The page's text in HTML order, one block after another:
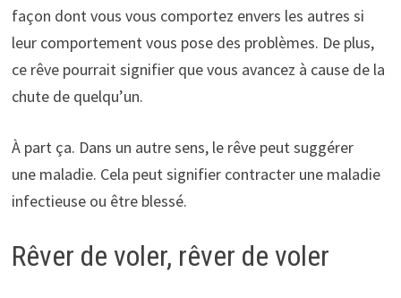
façon dont vous vous comportez envers les autres si
leur comportement vous pose des problèmes. De plus,
ce rêve pourrait signifier que vous avancez à cause de la
chute de quelqu’un.
À part ça. Dans un autre sens, le rêve peut suggérer
une maladie. Cela peut signifier contracter une maladie
infectieuse ou être blessé.
Rêver de voler, rêver de voler